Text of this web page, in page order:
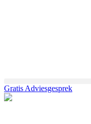
Gratis Adviesgesprek